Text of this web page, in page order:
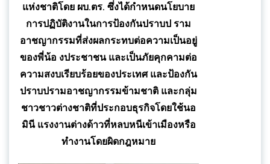
แห่งชาติโดย ผบ.ตร. ซึ่งได้กำหนดนโยบาย
การปฏิบัติงานในการป้องกันปราบป ราม
อาชญากรรมที่ส่งผลกระทบต่อความเป็นอยู่
ของพี่น้อ งประชาชน และเป็นภัยคุกคามต่อ
ความสงบเรียบร้อยของประเทศ และป้องกัน
ปราบปรามอาชญากรรมข้ามชาติ และกลุ่ม
ชาวชาวต่างชาติที่ประกอบธุรกิจโดยใช้นอ
มินี แรงงานต่างด้าวที่หลบหนีเข้าเมืองหรือ
ทำงานโดยผิดกฎหมาย